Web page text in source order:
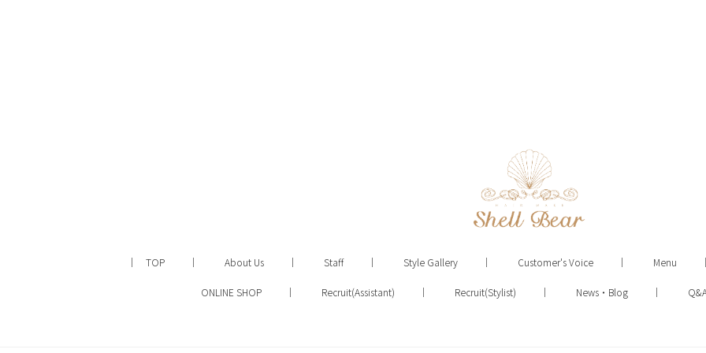
TOP About Us Staff Style Gallery Customer's Voice Menu
ONLINE SHOP Recruit(Assistant) Recruit(Stylist) News・Blog